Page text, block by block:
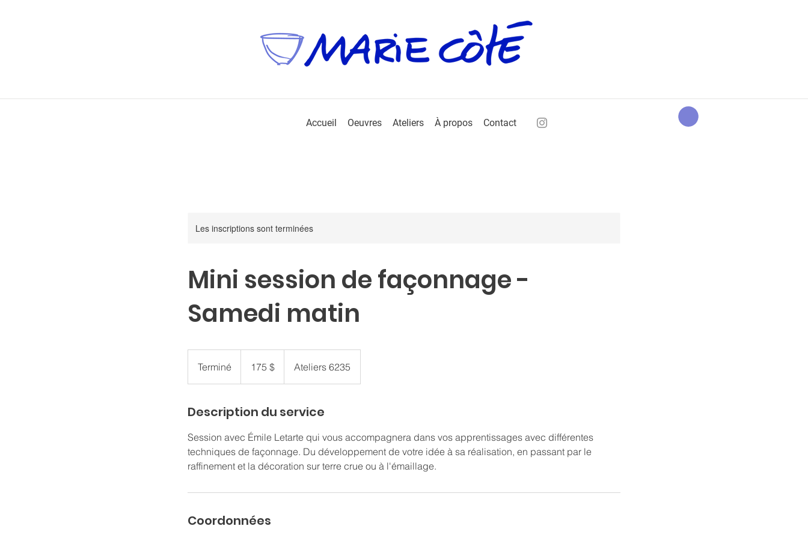
Accueil Oeuvres Ateliers À propos Contact
Les inscriptions sont terminées
Mini session de façonnage -
Samedi matin
Terminé
e
m
n
é
175 $ Ateliers 6235
Description du service
Session avec Émile Letarte qui vous accompagnera dans vos apprentissages avec différentes
techniques de façonnage. Du développement de votre idée à sa réalisation, en passant par le
Coordonnées